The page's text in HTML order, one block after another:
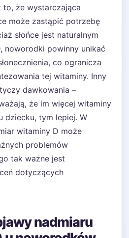
to, że wystarczająca
może zastąpić potrzebę
słońce jest naturalnym
noworodki powinny unikać
co ogranicza
tej witaminy. Inny
dawkowania –
że im więcej witaminy
dziecku, tym lepiej. W
witaminy D może
problemów
tak ważne jest
dotyczących
nadmiaru